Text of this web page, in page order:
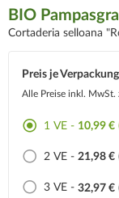
BIO
Cortaderia selloana
Preis je
Alle Preise inkl. MwSt.
1 VE - 10,99 €
2 VE - 21,98 €
3 VE - 32,97 €